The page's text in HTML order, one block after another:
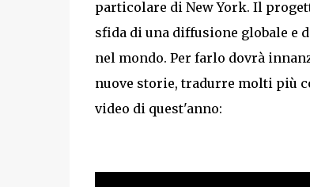
particolare di New York. Il
sfida di una diffusione globale e
nel mondo. Per farlo dovrà
nuove storie, tradurre molti più
video di quest'anno: